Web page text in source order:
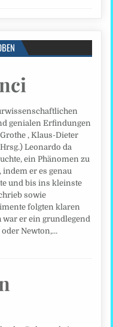
genialen Erfindungen
, Klaus-Dieter
Leonardo da
ein Phänomen zu
indem er es genau
und bis ins kleinste
sowie
folgten klaren
er ein grundlegend
Newton,…